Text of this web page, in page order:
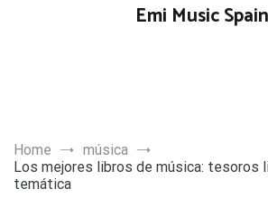
Emi Music Spain
Home
música
Los mejores libros de música: tesoros
temática